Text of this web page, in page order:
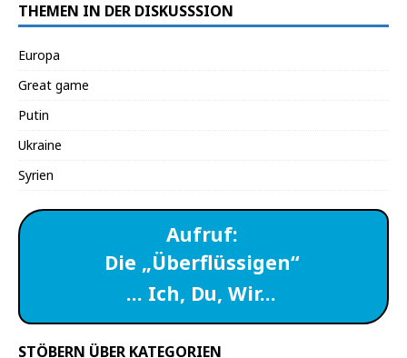
THEMEN IN DER DISKUSSSION
Europa
Great game
Putin
Ukraine
Syrien
Aufruf:
Die „Überflüssigen“
… Ich, Du, Wir…
STÖBERN ÜBER KATEGORIEN